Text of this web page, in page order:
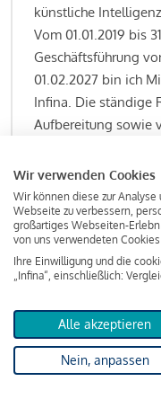
künstliche
Vom 01.01.2019 bis
Geschäftsführung
01.02.2027 bin ich
Infina. Die ständige
Aufbereitung sowie
Kreditgeschäft
Lesen Sie meine
KreditindexDas
Wir verwenden Cookies
Wir können diese zur Analyse
Webseite zu verbessern,
großartiges Webseiten-
von uns verwendeten
Ihre Einwilligung und die
„Infina“, einschließlich:
Alle akzeptieren
Nein, anpassen